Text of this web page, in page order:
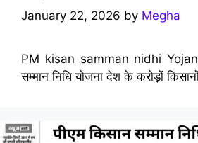
January 22, 2026 by Megha
PM kisan samman nidhi Yojana
सम्मान निधि योजना देश के करोड़ों